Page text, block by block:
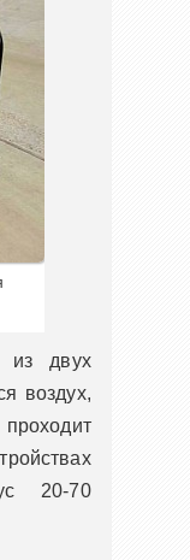
из двух
воздух,
20-70